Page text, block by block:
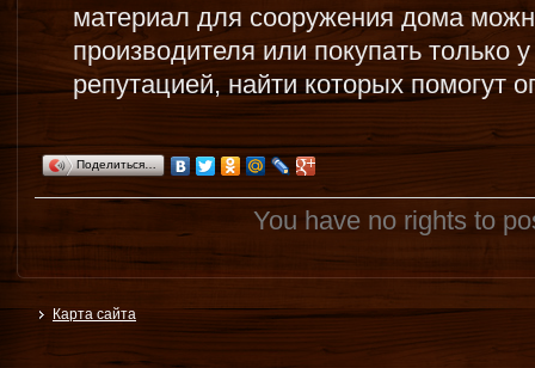
материал для сооружения дома
производителя или покупать только
репутацией, найти которых помогут
Поделиться…
You have no rights to
Карта сайта